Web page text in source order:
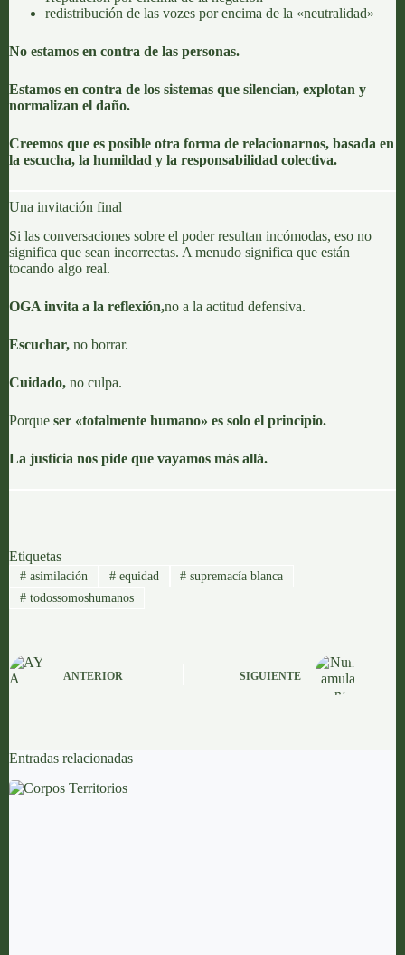
redistribución de las vozes por encima de la «neutralidad»
No estamos en contra de las personas.
Estamos en contra de los sistemas que silencian, explotan y
normalizan el daño.
Creemos que es posible otra forma de relacionarnos, basada en
la escucha, la humildad y la responsabilidad colectiva.
Una invitación final
Si las conversaciones sobre el poder resultan incómodas, eso no
significa que sean incorrectas. A menudo significa que están
tocando algo real.
OGA invita a la reflexión,no a la actitud defensiva.
Escuchar, no borrar.
Cuidado, no culpa.
Porque ser «totalmente humano» es solo el principio.
La justicia nos pide que vayamos más allá.
Etiquetas
#asimilación #equidad # supremacía blanca
#todossomoshumanos
ANTERIOR SIGUIENTE
Entradas relacionadas